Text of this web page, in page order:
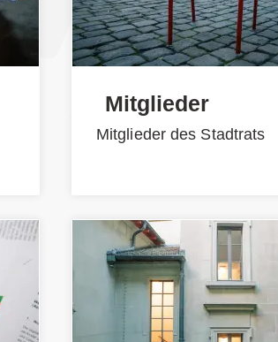
Mitglieder
Mitglieder des Stadtrats